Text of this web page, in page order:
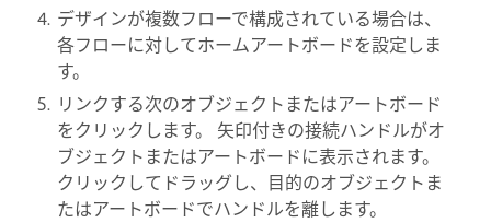
デザインが複数フローで構成されている場合は、
各フローに対してホームアートボードを設定しま
す。
リンクする次のオブジェクトまたはアートボード
をクリックします。 矢印付きの接続ハンドルがオ
ブジェクトまたはアートボードに表示されます。
クリックしてドラッグし、目的のオブジェクトま
たはアートボードでハンドルを離します。